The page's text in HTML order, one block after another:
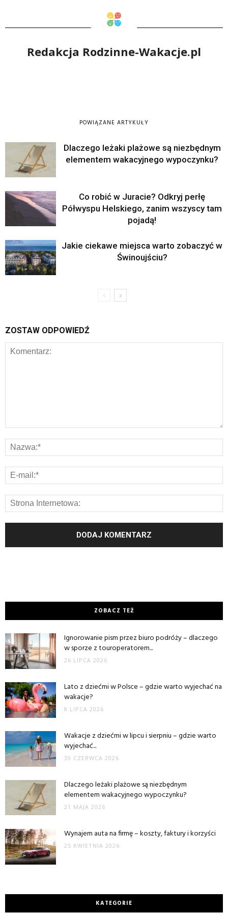
Redakcja Rodzinne-Wakacje.pl
POWIĄZANE ARTYKUŁY
Dlaczego leżaki plażowe są niezbędnym
elementem wakacyjnego wypoczynku?
Co robić w Juracie? Odkryj perłę
Półwyspu Helskiego, zanim wszyscy tam
pojadą!
Jakie ciekawe miejsca warto zobaczyć w
Świnoujściu?
ZOSTAW ODPOWIEDŹ
ZOBACZ TEŻ
Ignorowanie pism przez biuro podróży – dlaczego
w sporze z touroperatorem...
26 LIPCA 2026
Lato z dziećmi w Polsce – gdzie warto wyjechać na
wakacje?
8 LIPCA 2026
Wakacje z dziećmi w lipcu i sierpniu – gdzie warto
wyjechać...
30 CZERWCA 2026
Dlaczego leżaki plażowe są niezbędnym
elementem wakacyjnego wypoczynku?
21 MAJA 2026
Wynajem auta na firmę – koszty, faktury i korzyści
25 KWIETNIA 2026
KATEGORIE